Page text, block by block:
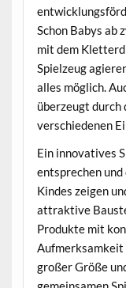
Schon Babys ab
mit dem
Spielzeug
alles möglich.
überzeugt
verschiedenen
Ein innovatives
entsprechen und
Kindes zeigen
attraktive
Produkte mit
Aufmerksamkeit
großer Größe